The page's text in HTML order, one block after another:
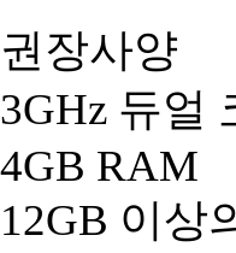
권장사양
3GHz 듀얼
4GB RAM
12GB 이상